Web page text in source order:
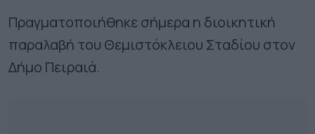
Πραγματοποιήθηκε σήμερα η διοικητική
παραλαβή του Θεμιστόκλειου Σταδίου στον
Δήμο Πειραιά.